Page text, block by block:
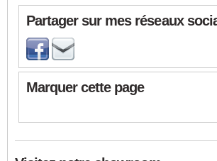
Partager sur mes réseaux
Marquer cette page